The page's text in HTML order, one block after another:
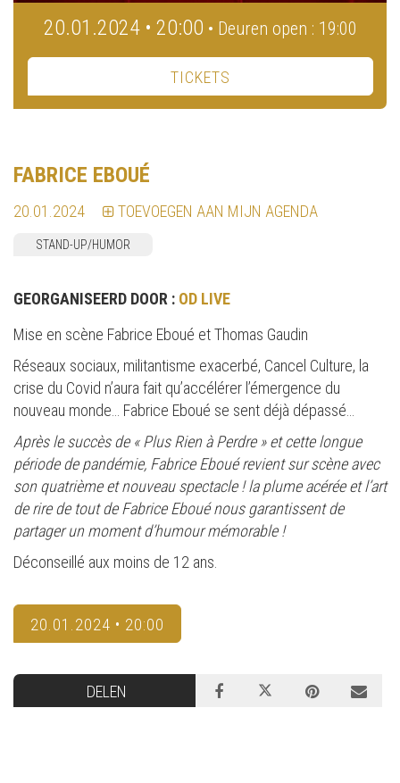
20.01.2024 • 20:00 • Deuren open : 19:00
TICKETS
FABRICE EBOUÉ
20.01.2024 TOEVOEGEN AAN MIJN AGENDA
STAND-UP/HUMOR
GEORGANISEERD DOOR : OD LIVE
Mise en scène Fabrice Eboué et Thomas Gaudin
Réseaux sociaux, militantisme exacerbé, Cancel Culture, la
crise du Covid n’aura fait qu’accélérer l’émergence du
nouveau monde… Fabrice Eboué se sent déjà dépassé…
Après le succès de « Plus Rien à Perdre » et cette longue
période de pandémie, Fabrice Eboué revient sur scène avec
son quatrième et nouveau spectacle ! la plume acérée et l’art
de rire de tout de Fabrice Eboué nous garantissent de
partager un moment d’humour mémorable !
Déconseillé aux moins de 12 ans.
20.01.2024 • 20:00
DELEN